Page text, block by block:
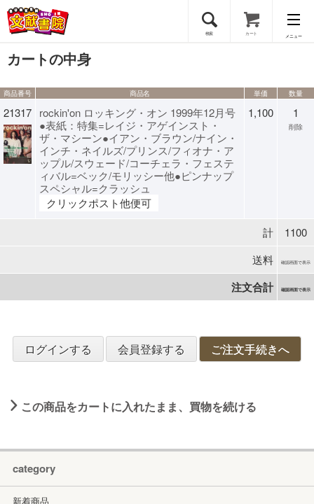
検索 カート メニュー
会員登録
ログイン
カートの中身
商品番号 商品名 単価 数量
21317 rockin'on ロッキング・オン 1999年12月号
●表紙：特集=レイジ・アゲインスト・
ザ・マシーン●イアン・ブラウン/ナイン・
インチ・ネイルズ/プリンス/フィオナ・ア
ップル/スウェード/コーチェラ・フェステ
ィバル=ベック/モリッシー他●ピンナップ
スペシャル=クラッシュ
クリックポスト他便可
1,100 1
削除
計
1100
送料
確認画面で表示
注文合計 確認画面で表示
ログインする 会員登録する ご注文手続きへ
この商品をカートに入れたまま、買物を続ける
category
新着商品